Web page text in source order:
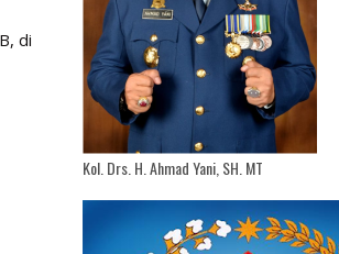
di
Kol. Drs. H. Ahmad Yani, SH. MT